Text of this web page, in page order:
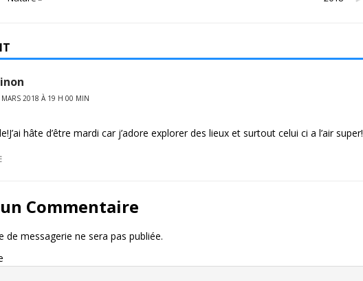
2018 À 19 H 00 MIN
hâte d’être mardi car j’adore explorer des lieux et surtout celui ci a l’air super!
Commentaire
de messagerie ne sera pas publiée.